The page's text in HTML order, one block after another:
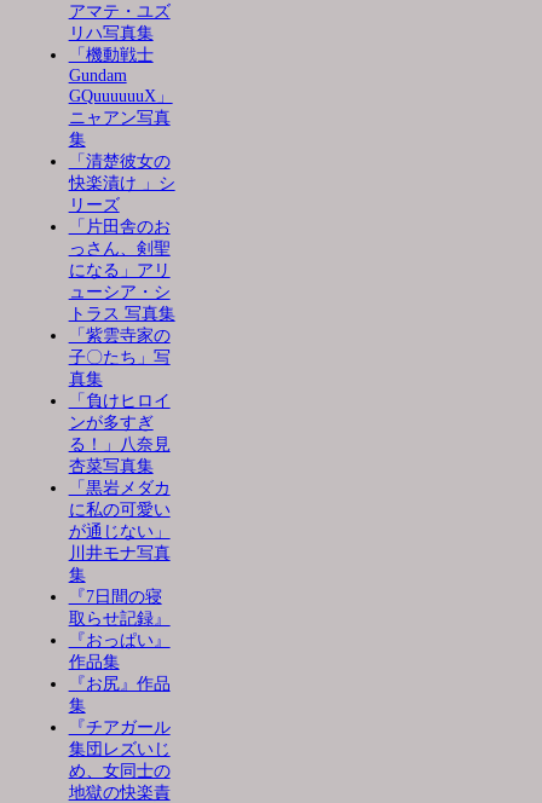
アマテ・ユズ
リハ写真集
「機動戦士
Gundam
GQuuuuuuX」
ニャアン写真
集
「清楚彼女の
快楽漬け 」シ
リーズ
「片田舎のお
っさん、剣聖
になる」アリ
ューシア・シ
トラス 写真集
「紫雲寺家の
子〇たち」写
真集
「負けヒロイ
ンが多すぎ
る！」八奈見
杏菜写真集
「黒岩メダカ
に私の可愛い
が通じない」
川井モナ写真
集
『7日間の寝
取らせ記録』
『おっぱい』
作品集
『お尻』作品
集
『チアガール
集団レズいじ
め、女同士の
地獄の快楽責